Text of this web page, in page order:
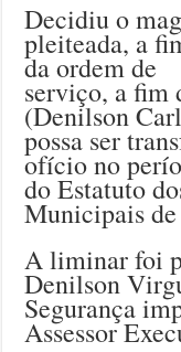
Decidiu o
pleiteada, a
da ordem de
serviço, a fim
(Denilson
possa ser
ofício no
do Estatuto
Municipais de
A liminar foi
Denilson
Segurança
Assessor